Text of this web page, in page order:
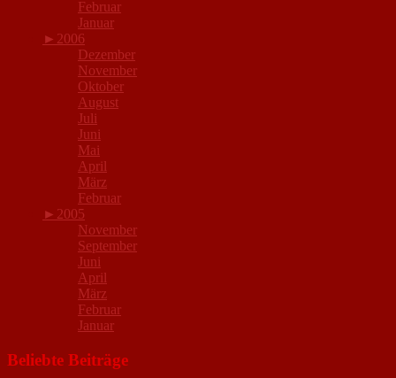
Februar
Januar
► 2006
Dezember
November
Oktober
August
Juli
Juni
Mai
April
März
Februar
► 2005
November
September
Juni
April
März
Februar
Januar
Beliebte Beiträge